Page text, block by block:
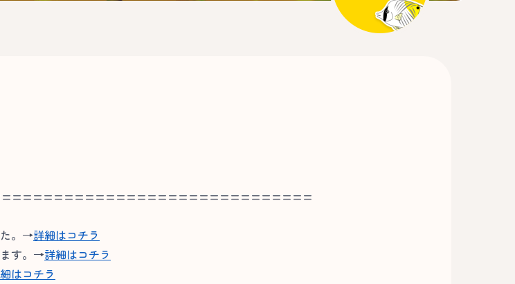
た。→詳細はコチラ
す。→詳細はコチラ
はコチラ